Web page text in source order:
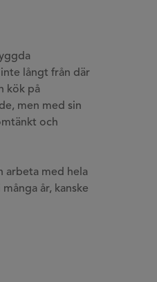
långt från där
kök på
men med sin
och
arbeta med hela
år, kanske